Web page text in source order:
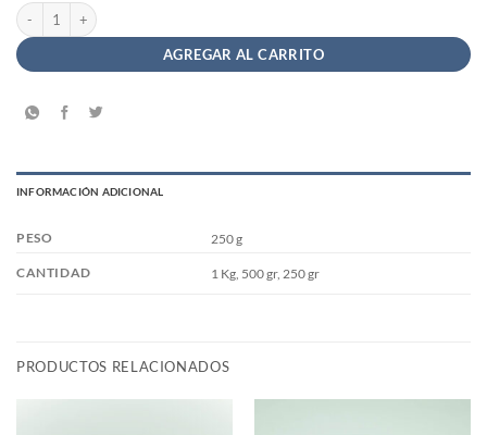
Fécula/Almidón de Maíz a Granel cantidad
AGREGAR AL CARRITO
INFORMACIÓN ADICIONAL
PESO 250 g
CANTIDAD 1 Kg, 500 gr, 250 gr
PRODUCTOS RELACIONADOS